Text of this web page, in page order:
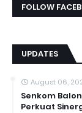
FOLLOW
UPDATES
August 06,
Senkom
Perkuat